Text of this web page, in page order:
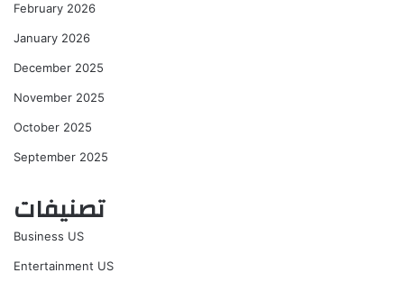
February 2026
January 2026
December 2025
November 2025
October 2025
September 2025
تصنيفات
Business US
Entertainment US